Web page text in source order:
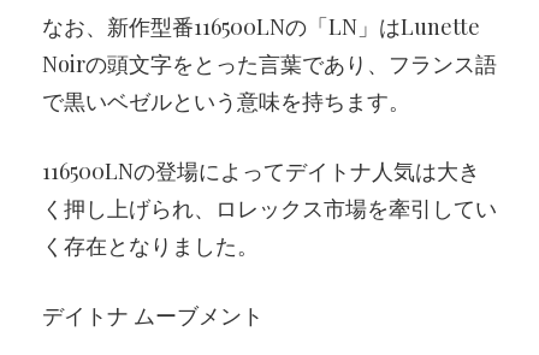
なお、新作型番116500LNの「LN」はLunette
Noirの頭文字をとった言葉であり、フランス語
で黒いベゼルという意味を持ちます。
116500LNの登場によってデイトナ人気は大き
く押し上げられ、ロレックス市場を牽引してい
く存在となりました。
デイトナ ムーブメント